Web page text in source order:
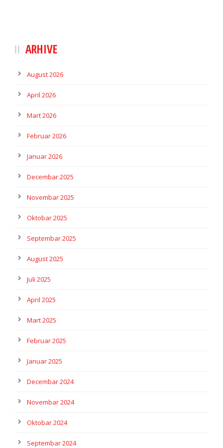
ARHIVE
August 2026
April 2026
Mart 2026
Februar 2026
Januar 2026
Decembar 2025
Novembar 2025
Oktobar 2025
Septembar 2025
August 2025
Juli 2025
April 2025
Mart 2025
Februar 2025
Januar 2025
Decembar 2024
Novembar 2024
Oktobar 2024
Septembar 2024